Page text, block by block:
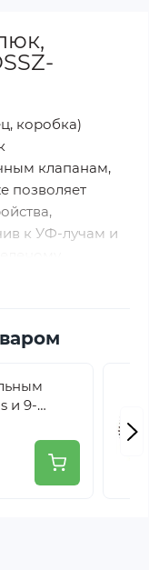
коробка)
клапанам,
позволяет
к УФ-лучам и
в окружающую
и 9-